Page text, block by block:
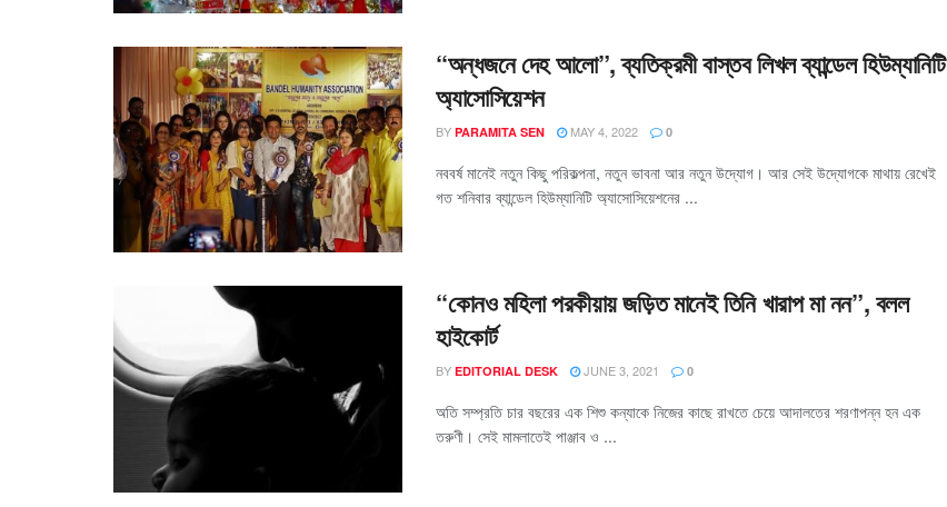
“অন্ধজনে দেহ আলো”, ব্যতিক্রমী বাস্তব লিখল ব্যান্ডেল হিউম্যানিটি
অ্যাসোসিয়েশন
BY PARAMITA SEN MAY 4, 2022 0
নববর্ষ মানেই নতুন কিছু পরিকল্পনা, নতুন ভাবনা আর নতুন উদ্যোগ। আর সেই উদ্যোগকে মাথায় রেখেই
গত শনিবার ব্যান্ডেল হিউম্যানিটি অ্যাসোসিয়েশনের ...
“কোনও মহিলা পরকীয়ায় জড়িত মানেই তিনি খারাপ মা নন”, বলল
হাইকোর্ট
BY EDITORIAL DESK JUNE 3, 2021 0
অতি সম্প্রতি চার বছরের এক শিশু কন্যাকে নিজের কাছে রাখতে চেয়ে আদালতের শরণাপন্ন হন এক
তরুণী। সেই মামলাতেই পাঞ্জাব ও ...